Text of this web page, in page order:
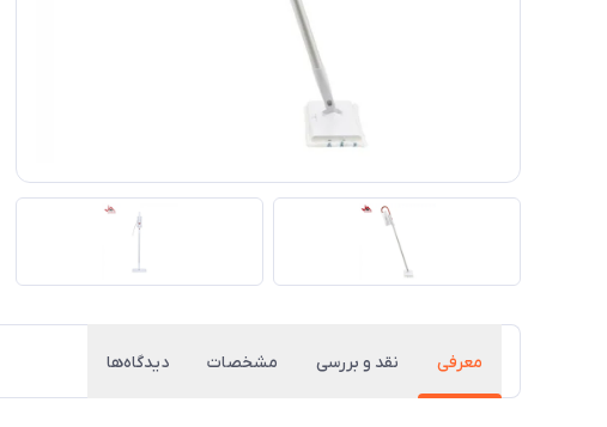
معرفی نقد و بررسی مشخصات دیدگاه‌ها